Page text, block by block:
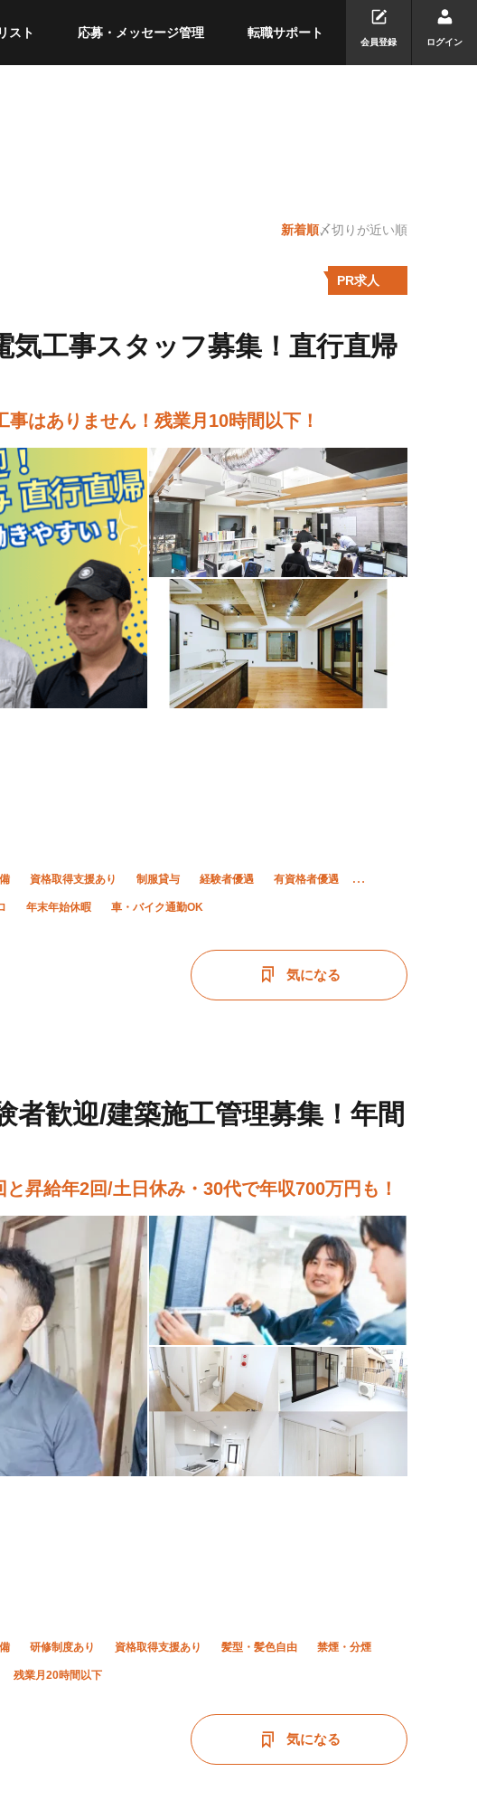
スト 応募・メッセージ管理 転職サポート
会員登録 ログイン
新着順〆切りが近い順
気工事スタッフ募集！直行直帰
はありません！残業月10時間以下！
資格取得支援あり 制服貸与 経験者優遇 有資格者優遇
年末年始休暇 車・バイク通勤OK
気になる
PR求人
歓迎/建築施工管理募集！年間
昇給年2回/土日休み・30代で年収700万円も！
研修制度あり 資格取得支援あり 髪型・髪色自由 禁煙・分煙
残業月20時間以下
気になる